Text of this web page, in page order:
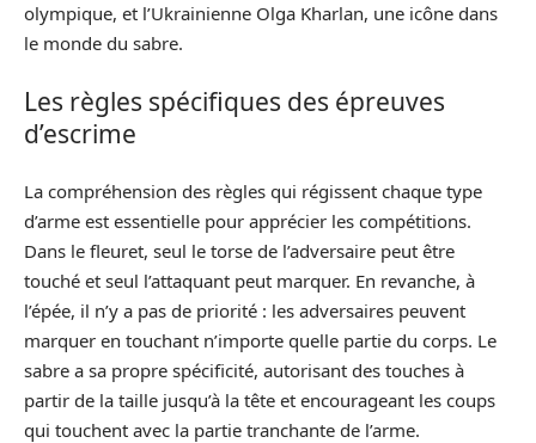
olympique, et l’Ukrainienne Olga Kharlan, une icône dans
le monde du sabre.
Les règles spécifiques des épreuves
d’escrime
La compréhension des règles qui régissent chaque type
d’arme est essentielle pour apprécier les compétitions.
Dans le fleuret, seul le torse de l’adversaire peut être
touché et seul l’attaquant peut marquer. En revanche, à
l’épée, il n’y a pas de priorité : les adversaires peuvent
marquer en touchant n’importe quelle partie du corps. Le
sabre a sa propre spécificité, autorisant des touches à
partir de la taille jusqu’à la tête et encourageant les coups
qui touchent avec la partie tranchante de l’arme.